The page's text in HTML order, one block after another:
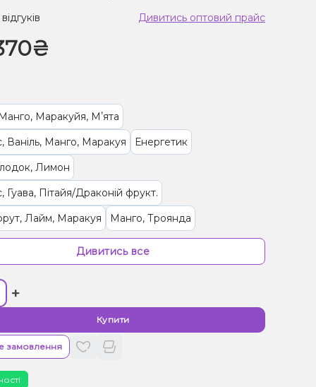
Дивитись оптовий прайс
Маракуйя, Мʼята
Ваніль, Манго, Маракуя
Енергетик
Лимон
Гуава, Пітайя/Драконій фрукт.
Лайм, Маракуя
Манго, Троянда
Кондитерка
(фруктова)
Чорниця/Лохина
Гранат
Чорниця/Лохина
Персик, Лід/Холодок
Чорниця/Лохина
Дивитись все
+
Купити
замовлення